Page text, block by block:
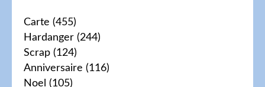
Carte (455)
Hardanger (244)
Scrap (124)
Anniversaire (116)
Noel (105)